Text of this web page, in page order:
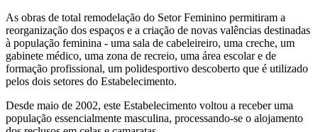
As obras de total remodelação do Setor Feminino permitiram a
reorganização dos espaços e a criação de novas valências destinadas
à população feminina - uma sala de cabeleireiro, uma creche, um
gabinete médico, uma zona de recreio, uma área escolar e de
formação profissional, um polidesportivo descoberto que é utilizado
pelos dois setores do Estabelecimento.
Desde maio de 2002, este Estabelecimento voltou a receber uma
população essencialmente masculina, processando-se o alojamento